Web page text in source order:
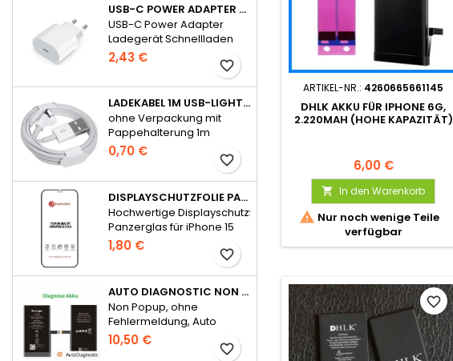
USB-C POWER ADAPTER LADEGERÄT SCHNELLLADEN 20W FÜR APPLE - OHNE VERPACKUNG
USB-C Power Adapter
Ladegerät Schnellladen
20W für Apple
2,43 €
favorite_border
LADEKABEL 1M USB-LIGHTNING WIE APPLE ORIGINAL OHNE VERPACKUNG
ohne Verpackung mit
Pappehalterung 1m
0,70 €
favorite_border
DISPLAYSCHUTZFOLIE PANZERGLAS FÜR IPHONE 15 SERIE FULL GLUE
Hochwertige Displayschutzfolie
Panzerglas für iPhone 15
Serie Full Glue
1,80 €
favorite_border
AUTO DIAGNOSTIC NON POPUP AKKU FÜR IPHONE 14 OHNE FEHLERMELDUNG
Non Popup, ohne
Fehlermeldung, Auto
Diagnostic
10,50 €
favorite_border
ARTIKEL-NR.: 4260665661145
DHLK AKKU FÜR IPHONE 6G,
2.220MAH (HOHE KAPAZITÄT)
6,00 €
 In den Warenkorb
 Nur noch wenige Teile
verfügbar
favorite_border